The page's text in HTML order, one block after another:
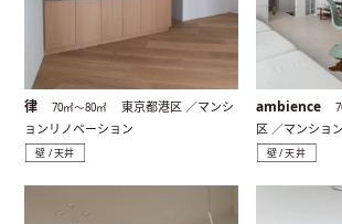
律 70㎡〜80㎡
東京都港区 ／マンシ
ョンリノベーション
壁 / 天井
ambience
区 ／マンショ
壁 / 天井